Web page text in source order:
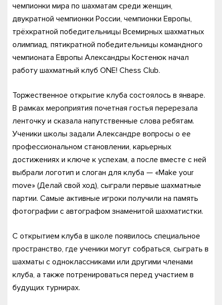
чемпионки мира по шахматам среди женщин,
двукратной чемпионки России, чемпионки Европы,
трёхкратной победительницы Всемирных шахматных
олимпиад, пятикратной победительницы командного
чемпионата Европы Александры Костенюк начал
работу шахматный клуб ONE! Chess Club.
Торжественное открытие клуба состоялось в январе.
В рамках мероприятия почетная гостья перерезала
ленточку и сказала напутственные слова ребятам.
Ученики школы задали Александре вопросы о ее
профессиональном становлении, карьерных
достижениях и ключе к успехам, а после вместе с ней
выбрали логотип и слоган для клуба — «Make your
move» (Делай свой ход), сыграли первые шахматные
партии. Самые активные игроки получили на память
фотографии с автографом знаменитой шахматистки.
С открытием клуба в школе появилось специальное
пространство, где ученики могут собраться, сыграть в
шахматы с одноклассниками или другими членами
клуба, а также потренироваться перед участием в
будущих турнирах.